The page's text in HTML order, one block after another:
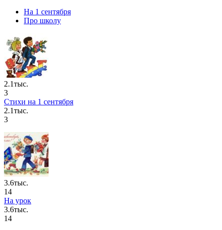
На 1 сентября
Про школу
2.1тыс.
3
Стихи на 1 сентября
2.1тыс.
3
3.6тыс.
14
На урок
3.6тыс.
14